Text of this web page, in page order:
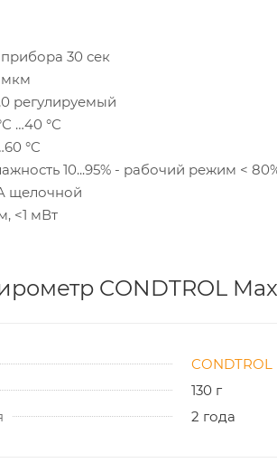
30 сек
мкм
регулируемый
…40 °С
°C
10...95% - рабочий режим <
щелочной
<1 мВт
CONDTROL
CONDTROL
130 г
2 года